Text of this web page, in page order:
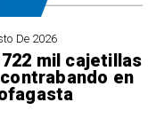
De 2026
mil cajetillas
en